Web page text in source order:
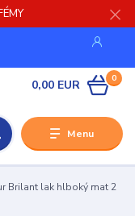
Menu
0
0,00 EUR
Brilant lak hlboký mat 2